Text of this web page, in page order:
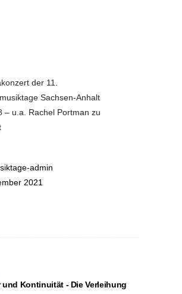
der 11.
Sachsen-Anhalt
– u.a. Rachel Portman zu
admin
2021
und Kontinuität - Die Verleihung